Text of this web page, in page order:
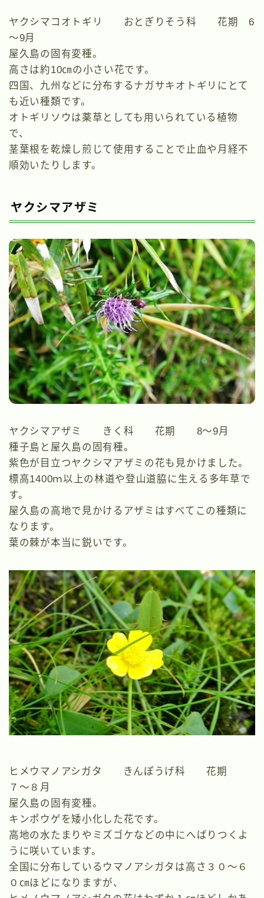
ヤクシマコオトギリ おとぎりそう科 花期 6
～9月
屋久島の固有変種。
高さは約10㎝の小さい花です。
四国、九州などに分布するナガサキオトギリにとて
も近い種類です。
オトギリソウは薬草としても用いられている植物
で、
茎葉根を乾燥し煎じて使用することで止血や月経不
順効いたりします。
ヤクシマアザミ
ヤクシマアザミ きく科 花期 8～9月
種子島と屋久島の固有種。
紫色が目立つヤクシマアザミの花も見かけました。
標高1400ｍ以上の林道や登山道脇に生える多年草で
す。
屋久島の高地で見かけるアザミはすべてこの種類に
なります。
葉の棘が本当に鋭いです。
ヒメウマノアシガタ きんぽうげ科 花期
７～８月
屋久島の固有変種。
キンポウゲを矮小化した花です。
高地の水たまりやミズゴケなどの中にへばりつくよ
うに咲いています。
全国に分布しているウマノアシガタは高さ３０～６
０㎝ほどになりますが、